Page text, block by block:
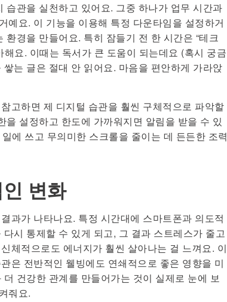
습관을 실천하고 있어요. 그중 하나가 업무 시간과
예요. 이 기능을 이용해 특정 다운타임을 설정하거
경을 만들어요. 특히 잠들기 전 한 시간은 “테크
요. 이때는 독서가 큰 도움이 되는데요 (혹시 궁금
는 글은 절대 안 읽어요. 마음을 편안하게 가라앉
고하면 제 디지털 습관을 훨씬 구체적으로 파악할
을 설정하고 한도에 가까워지면 알림을 받을 수 있
에 쓰고 무의미한 스크롤을 줄이는 데 든든한 조력
변화
과가 나타나요. 특정 시간대에 스마트폰과 의도적
시 통제할 수 있게 되고, 그 결과 스트레스가 줄고
체적으로도 에너지가 훨씬 살아나는 걸 느껴요. 이
은 전반적인 웰빙에도 연쇄적으로 좋은 영향을 미
건강한 관계를 만들어가는 것이 실제로 눈에 보
줘요.